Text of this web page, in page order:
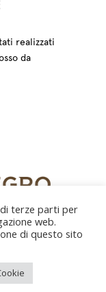
realizzati
da
MESTIERI
terze parti per
web.
di questo sito